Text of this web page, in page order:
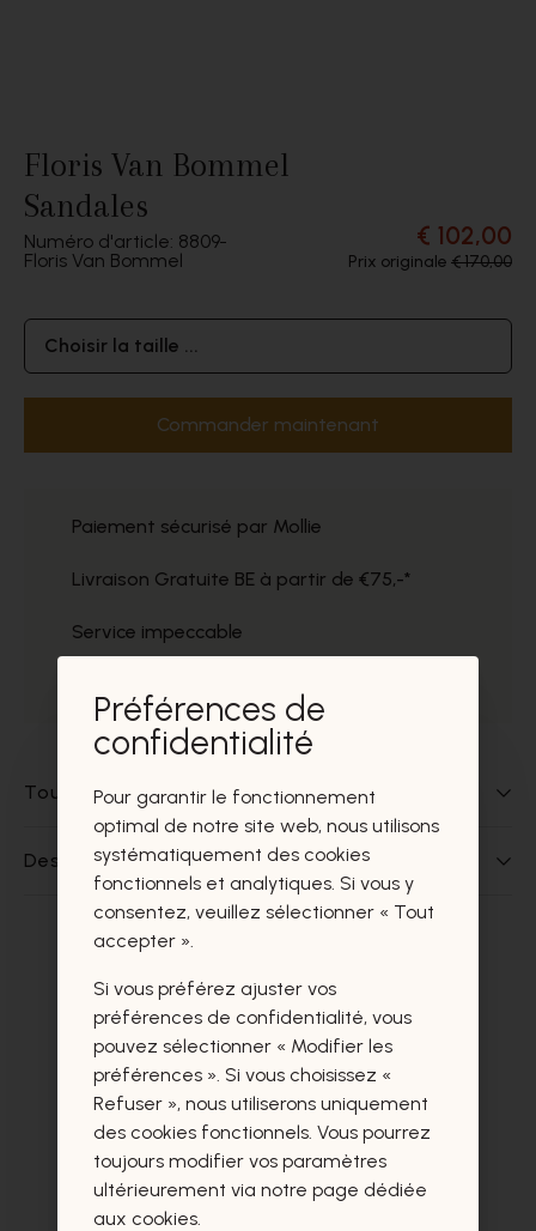
Floris Van Bommel
Sandales
Numéro d'article: 8809
Floris Van Bommel
€ 102,00
Prix originale € 170,00
Choisir la taille ...
Commander maintenant
Paiement sécurisé par Mollie
Livraison Gratuite BE à partir de €75,-*
Service impeccable
Tout sur ce produit
Des questions sur ce produit?
Ces produits vous intéresseront
certainement aussi.
- 30%
Préférences de
confidentialité
Pour garantir le fonctionnement
optimal de notre site web, nous utilisons
systématiquement des cookies
fonctionnels et analytiques. Si vous y
consentez, veuillez sélectionner « Tout
accepter ».
Si vous préférez ajuster vos
préférences de confidentialité, vous
pouvez sélectionner « Modifier les
préférences ». Si vous choisissez «
Refuser », nous utiliserons uniquement
des cookies fonctionnels. Vous pourrez
toujours modifier vos paramètres
ultérieurement via notre page dédiée
aux cookies.